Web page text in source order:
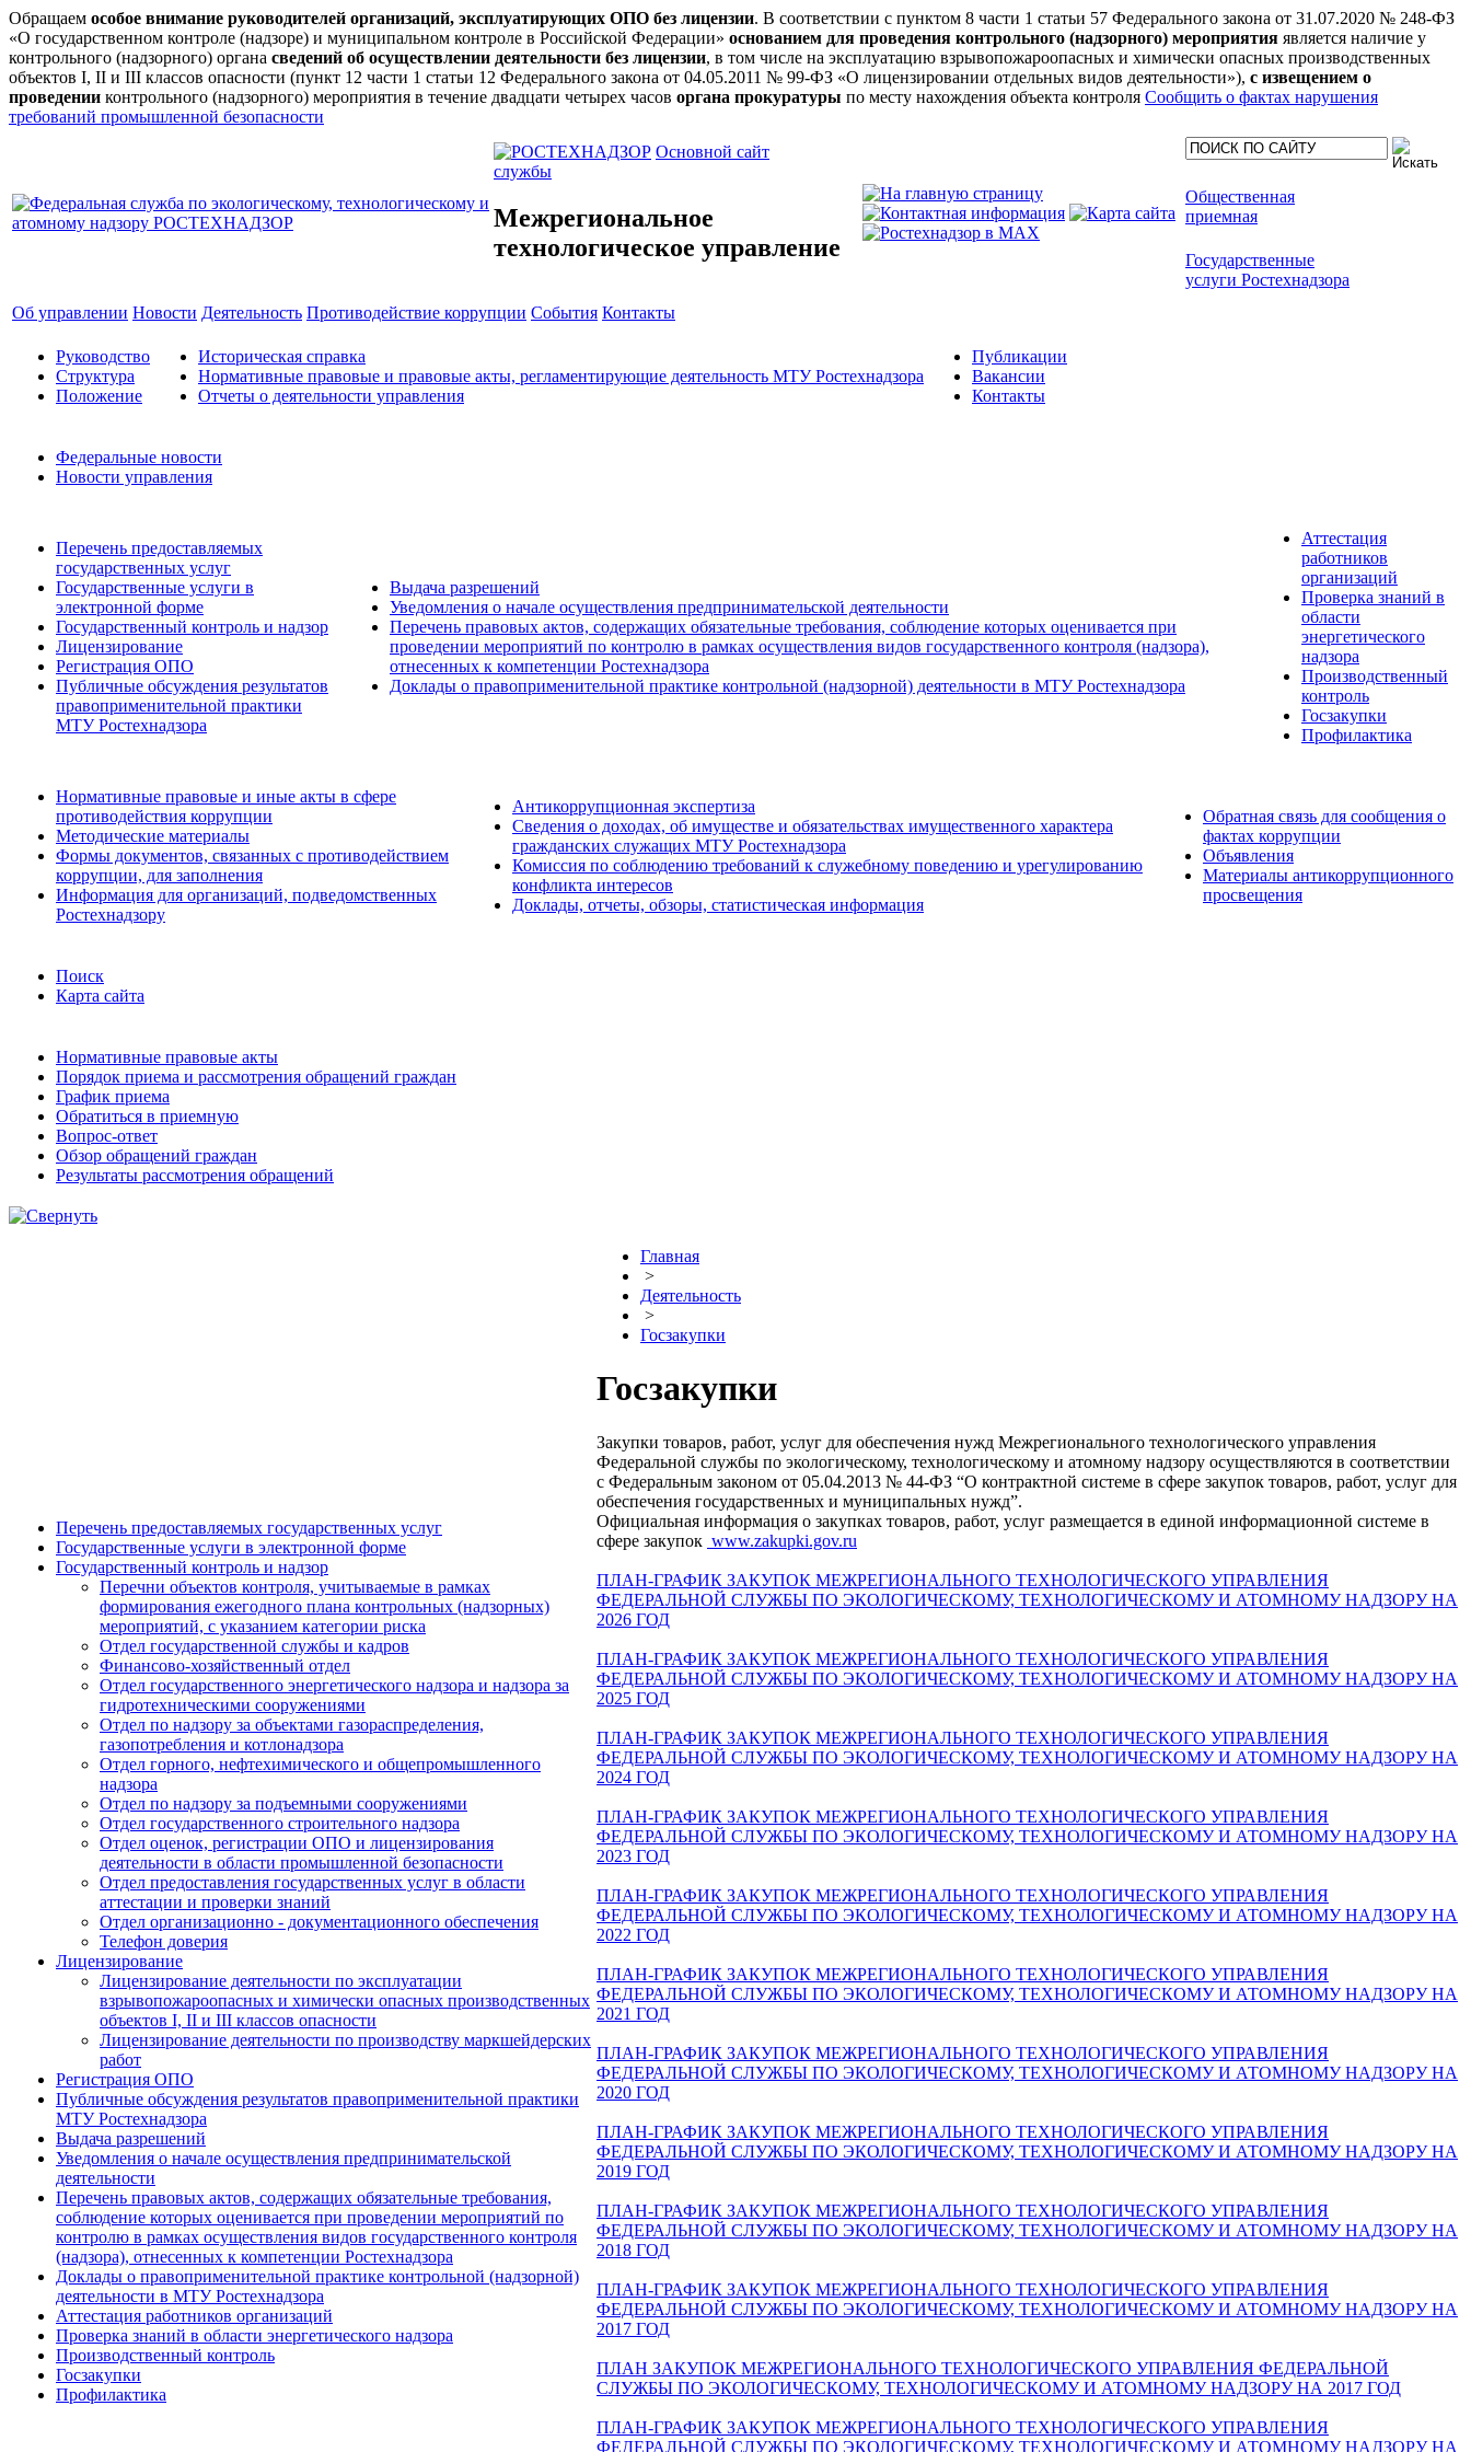
Обращаем особое внимание руководителей организаций, эксплуатирующих ОПО без лицензии. В соответствии с пунктом 8 части 1 статьи 57 Федерального закона от 31.07.2020 № 248-ФЗ
«О государственном контроле (надзоре) и муниципальном контроле в Российской Федерации» основанием для проведения контрольного (надзорного) мероприятия является наличие у
контрольного (надзорного) органа сведений об осуществлении деятельности без лицензии, в том числе на эксплуатацию взрывопожароопасных и химически опасных производственных
объектов I, II и III классов опасности (пункт 12 части 1 статьи 12 Федерального закона от 04.05.2011 № 99-ФЗ «О лицензировании отдельных видов деятельности»), с извещением о
проведении контрольного (надзорного) мероприятия в течение двадцати четырех часов органа прокуратуры по месту нахождения объекта контроля Сообщить о фактах нарушения
требований промышленной безопасности
Основной сайт
службы
Межрегиональное
технологическое управление
Общественная
приемная
Государственные
услуги Ростехнадзора
Об управлении Новости Деятельность Противодействие коррупции События Контакты
Руководство
Структура
Положение
Историческая справка
Нормативные правовые и правовые акты, регламентирующие деятельность МТУ Ростехнадзора
Отчеты о деятельности управления
Публикации
Вакансии
Контакты
Федеральные новости
Новости управления
Перечень предоставляемых
государственных услуг
Государственные услуги в
электронной форме
Государственный контроль и надзор
Лицензирование
Регистрация ОПО
Публичные обсуждения результатов
правоприменительной практики
МТУ Ростехнадзора
Выдача разрешений
Уведомления о начале осуществления предпринимательской деятельности
Перечень правовых актов, содержащих обязательные требования, соблюдение которых оценивается при
проведении мероприятий по контролю в рамках осуществления видов государственного контроля (надзора),
отнесенных к компетенции Ростехнадзора
Доклады о правоприменительной практике контрольной (надзорной) деятельности в МТУ Ростехнадзора
Аттестация
работников
организаций
Проверка знаний в
области
энергетического
надзора
Производственный
контроль
Госзакупки
Профилактика
Нормативные правовые и иные акты в сфере
противодействия коррупции
Методические материалы
Формы документов, связанных с противодействием
коррупции, для заполнения
Информация для организаций, подведомственных
Ростехнадзору
Антикоррупционная экспертиза
Сведения о доходах, об имуществе и обязательствах имущественного характера
гражданских служащих МТУ Ростехнадзора
Комиссия по соблюдению требований к служебному поведению и урегулированию
конфликта интересов
Доклады, отчеты, обзоры, статистическая информация
Обратная связь для сообщения о
фактах коррупции
Объявления
Материалы антикоррупционного
просвещения
Поиск
Карта сайта
Нормативные правовые акты
Порядок приема и рассмотрения обращений граждан
График приема
Обратиться в приемную
Вопрос-ответ
Обзор обращений граждан
Результаты рассмотрения обращений
Перечень предоставляемых государственных услуг
Государственные услуги в электронной форме
Государственный контроль и надзор
Перечни объектов контроля, учитываемые в рамках
формирования ежегодного плана контрольных (надзорных)
мероприятий, с указанием категории риска
Отдел государственной службы и кадров
Финансово-хозяйственный отдел
Отдел государственного энергетического надзора и надзора за
гидротехническими сооружениями
Отдел по надзору за объектами газораспределения,
газопотребления и котлонадзора
Отдел горного, нефтехимического и общепромышленного
надзора
Отдел по надзору за подъемными сооружениями
Отдел государственного строительного надзора
Отдел оценок, регистрации ОПО и лицензирования
деятельности в области промышленной безопасности
Отдел предоставления государственных услуг в области
аттестации и проверки знаний
Отдел организационно - документационного обеспечения
Телефон доверия
Лицензирование
Лицензирование деятельности по эксплуатации
взрывопожароопасных и химически опасных производственных
объектов I, II и III классов опасности
Лицензирование деятельности по производству маркшейдерских
работ
Регистрация ОПО
Публичные обсуждения результатов правоприменительной практики
МТУ Ростехнадзора
Выдача разрешений
Уведомления о начале осуществления предпринимательской
деятельности
Перечень правовых актов, содержащих обязательные требования,
соблюдение которых оценивается при проведении мероприятий по
контролю в рамках осуществления видов государственного контроля
(надзора), отнесенных к компетенции Ростехнадзора
Доклады о правоприменительной практике контрольной (надзорной)
деятельности в МТУ Ростехнадзора
Аттестация работников организаций
Проверка знаний в области энергетического надзора
Производственный контроль
Госзакупки
Профилактика
Главная
>
Деятельность
>
Госзакупки
Госзакупки
Закупки товаров, работ, услуг для обеспечения нужд Межрегионального технологического управления
Федеральной службы по экологическому, технологическому и атомному надзору осуществляются в соответствии
с Федеральным законом от 05.04.2013 № 44-ФЗ “О контрактной системе в сфере закупок товаров, работ, услуг для
обеспечения государственных и муниципальных нужд”.
Официальная информация о закупках товаров, работ, услуг размещается в единой информационной системе в
сфере закупок www.zakupki.gov.ru
ПЛАН-ГРАФИК ЗАКУПОК МЕЖРЕГИОНАЛЬНОГО ТЕХНОЛОГИЧЕСКОГО УПРАВЛЕНИЯ
ФЕДЕРАЛЬНОЙ СЛУЖБЫ ПО ЭКОЛОГИЧЕСКОМУ, ТЕХНОЛОГИЧЕСКОМУ И АТОМНОМУ НАДЗОРУ НА
2026 ГОД
ПЛАН-ГРАФИК ЗАКУПОК МЕЖРЕГИОНАЛЬНОГО ТЕХНОЛОГИЧЕСКОГО УПРАВЛЕНИЯ
ФЕДЕРАЛЬНОЙ СЛУЖБЫ ПО ЭКОЛОГИЧЕСКОМУ, ТЕХНОЛОГИЧЕСКОМУ И АТОМНОМУ НАДЗОРУ НА
2025 ГОД
ПЛАН-ГРАФИК ЗАКУПОК МЕЖРЕГИОНАЛЬНОГО ТЕХНОЛОГИЧЕСКОГО УПРАВЛЕНИЯ
ФЕДЕРАЛЬНОЙ СЛУЖБЫ ПО ЭКОЛОГИЧЕСКОМУ, ТЕХНОЛОГИЧЕСКОМУ И АТОМНОМУ НАДЗОРУ НА
2024 ГОД
ПЛАН-ГРАФИК ЗАКУПОК МЕЖРЕГИОНАЛЬНОГО ТЕХНОЛОГИЧЕСКОГО УПРАВЛЕНИЯ
ФЕДЕРАЛЬНОЙ СЛУЖБЫ ПО ЭКОЛОГИЧЕСКОМУ, ТЕХНОЛОГИЧЕСКОМУ И АТОМНОМУ НАДЗОРУ НА
2023 ГОД
ПЛАН-ГРАФИК ЗАКУПОК МЕЖРЕГИОНАЛЬНОГО ТЕХНОЛОГИЧЕСКОГО УПРАВЛЕНИЯ
ФЕДЕРАЛЬНОЙ СЛУЖБЫ ПО ЭКОЛОГИЧЕСКОМУ, ТЕХНОЛОГИЧЕСКОМУ И АТОМНОМУ НАДЗОРУ НА
2022 ГОД
ПЛАН-ГРАФИК ЗАКУПОК МЕЖРЕГИОНАЛЬНОГО ТЕХНОЛОГИЧЕСКОГО УПРАВЛЕНИЯ
ФЕДЕРАЛЬНОЙ СЛУЖБЫ ПО ЭКОЛОГИЧЕСКОМУ, ТЕХНОЛОГИЧЕСКОМУ И АТОМНОМУ НАДЗОРУ НА
2021 ГОД
ПЛАН-ГРАФИК ЗАКУПОК МЕЖРЕГИОНАЛЬНОГО ТЕХНОЛОГИЧЕСКОГО УПРАВЛЕНИЯ
ФЕДЕРАЛЬНОЙ СЛУЖБЫ ПО ЭКОЛОГИЧЕСКОМУ, ТЕХНОЛОГИЧЕСКОМУ И АТОМНОМУ НАДЗОРУ НА
2020 ГОД
ПЛАН-ГРАФИК ЗАКУПОК МЕЖРЕГИОНАЛЬНОГО ТЕХНОЛОГИЧЕСКОГО УПРАВЛЕНИЯ
ФЕДЕРАЛЬНОЙ СЛУЖБЫ ПО ЭКОЛОГИЧЕСКОМУ, ТЕХНОЛОГИЧЕСКОМУ И АТОМНОМУ НАДЗОРУ НА
2019 ГОД
ПЛАН-ГРАФИК ЗАКУПОК МЕЖРЕГИОНАЛЬНОГО ТЕХНОЛОГИЧЕСКОГО УПРАВЛЕНИЯ
ФЕДЕРАЛЬНОЙ СЛУЖБЫ ПО ЭКОЛОГИЧЕСКОМУ, ТЕХНОЛОГИЧЕСКОМУ И АТОМНОМУ НАДЗОРУ НА
2018 ГОД
ПЛАН-ГРАФИК ЗАКУПОК МЕЖРЕГИОНАЛЬНОГО ТЕХНОЛОГИЧЕСКОГО УПРАВЛЕНИЯ
ФЕДЕРАЛЬНОЙ СЛУЖБЫ ПО ЭКОЛОГИЧЕСКОМУ, ТЕХНОЛОГИЧЕСКОМУ И АТОМНОМУ НАДЗОРУ НА
2017 ГОД
ПЛАН ЗАКУПОК МЕЖРЕГИОНАЛЬНОГО ТЕХНОЛОГИЧЕСКОГО УПРАВЛЕНИЯ ФЕДЕРАЛЬНОЙ
СЛУЖБЫ ПО ЭКОЛОГИЧЕСКОМУ, ТЕХНОЛОГИЧЕСКОМУ И АТОМНОМУ НАДЗОРУ НА 2017 ГОД
ПЛАН-ГРАФИК ЗАКУПОК МЕЖРЕГИОНАЛЬНОГО ТЕХНОЛОГИЧЕСКОГО УПРАВЛЕНИЯ
ФЕДЕРАЛЬНОЙ СЛУЖБЫ ПО ЭКОЛОГИЧЕСКОМУ, ТЕХНОЛОГИЧЕСКОМУ И АТОМНОМУ НАДЗОРУ НА